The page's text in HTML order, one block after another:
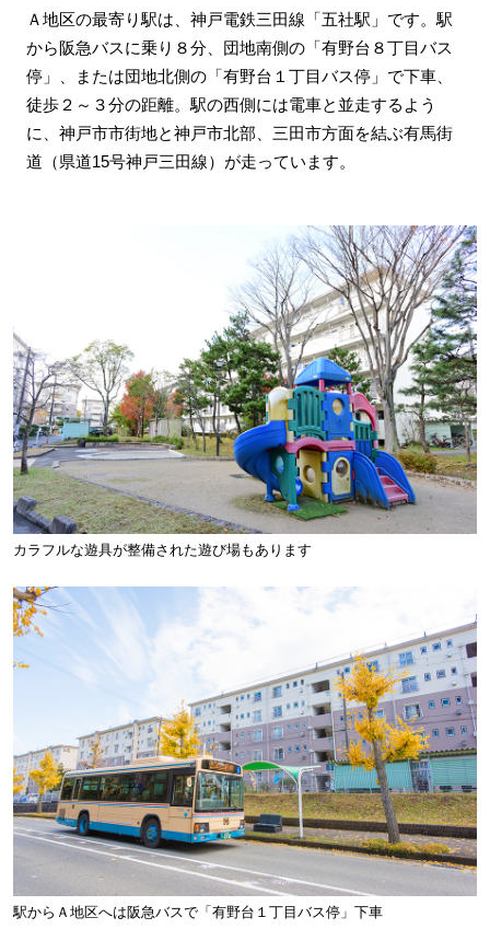
Ａ地区の最寄り駅は、神戸電鉄三田線「五社駅」です。駅
から阪急バスに乗り８分、団地南側の「有野台８丁目バス
停」、または団地北側の「有野台１丁目バス停」で下車、
徒歩２～３分の距離。駅の西側には電車と並走するよう
に、神戸市市街地と神戸市北部、三田市方面を結ぶ有馬街
道（県道15号神戸三田線）が走っています。
カラフルな遊具が整備された遊び場もあります
駅からＡ地区へは阪急バスで「有野台１丁目バス停」下車